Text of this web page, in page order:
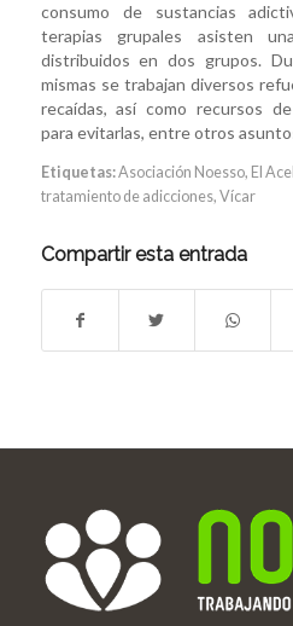
consumo de sustancias
terapias grupales asisten
distribuidos en dos grupos.
mismas se trabajan diversos
recaídas, así como recursos
para evitarlas, entre otros
Etiquetas:Asociación Noesso, El
tratamiento de adicciones, Vícar
Compartir esta entrada